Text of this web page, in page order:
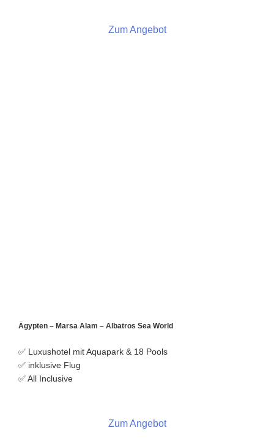
Zum Angebot
Ägypten – Marsa Alam – Albatros Sea World
✅ Luxushotel mit Aquapark & 18 Pools
✅ inklusive Flug
✅ All Inclusive
Zum Angebot